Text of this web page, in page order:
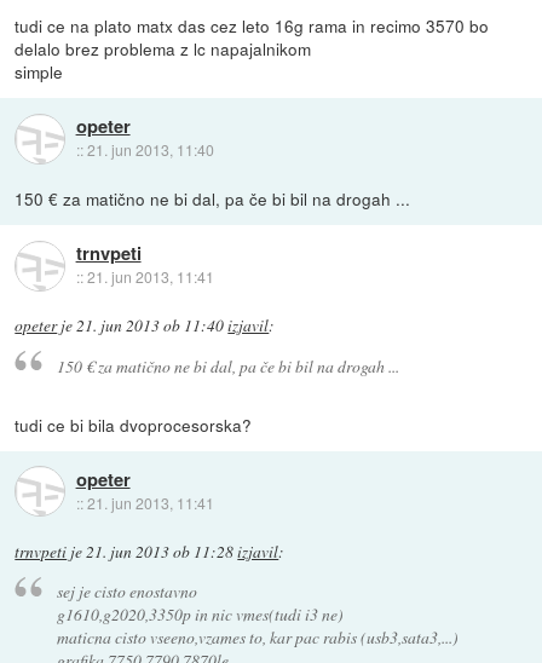
tudi ce na plato matx das cez leto 16g rama in recimo 3570 bo
delalo brez problema z lc napajalnikom
simple
opeter
::21. jun 2013, 11:40
150 € za matično ne bi dal, pa če bi bil na drogah ...
trnvpeti
::21. jun 2013, 11:41
opeterje21. jun 2013 ob 11:40izjavil:
150 € za matično ne bi dal, pa če bi bil na drogah ...
tudi ce bi bila dvoprocesorska?
opeter
::21. jun 2013, 11:41
trnvpeti je21. jun 2013 ob 11:28izjavil:
sej je cisto enostavno
g1610,g2020,3350p in nic vmes(tudi i3 ne)
maticna cisto vseeno,vzames to, kar pac rabis (usb3,sata3,...)